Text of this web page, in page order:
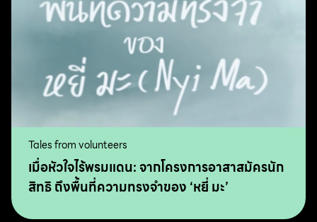
Tales from volunteers
เมื่อหัวใจไร้พรมแดน: จากโครงการอาสาสมัครนัก
สิทธิ ถึงพื้นที่ความทรงจำของ ‘หยี่ มะ’